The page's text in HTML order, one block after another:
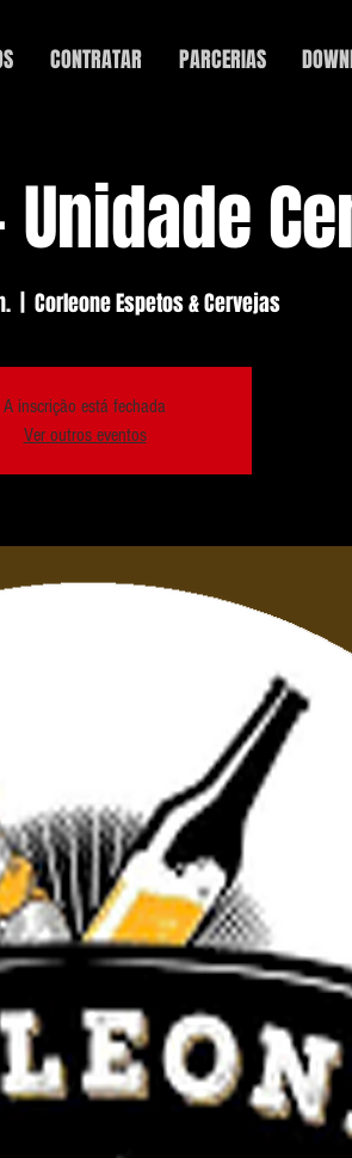
CONTRATAR PARCERIAS
Corleone Espetos & Cervejas
A inscrição está fechada
Ver outros eventos